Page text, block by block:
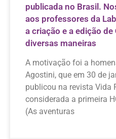
publicada no Brasil.
aos professores da
a criação e a edição de
diversas maneiras
A motivação foi a
Agostini, que em 30 de
publicou na revista Vida
considerada a primeira
(As aventuras